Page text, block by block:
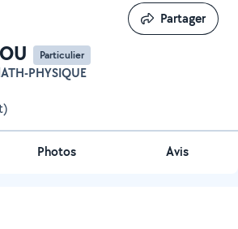
Particulier
PHYSIQUE
Partager
Partager
Photos Avis